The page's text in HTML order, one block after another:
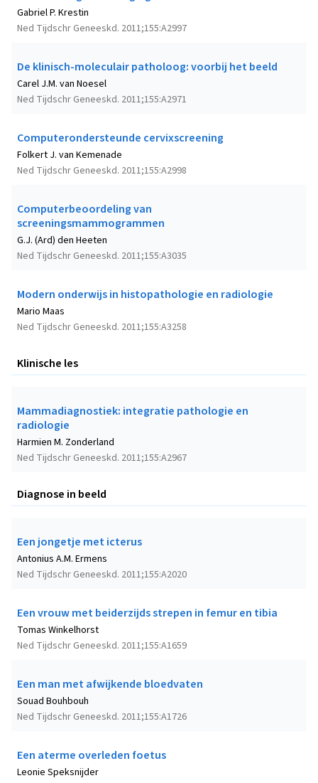
Ned Tijdschr Geneeskd. 2011;155:A2997
Gabriel P. Krestin
De klinisch-moleculair patholoog: voorbij het beeld
Ned Tijdschr Geneeskd. 2011;155:A2971
Carel J.M. van Noesel
Computerondersteunde cervixscreening
Ned Tijdschr Geneeskd. 2011;155:A2998
Folkert J. van Kemenade
Computerbeoordeling van
screeningsmammogrammen
Ned Tijdschr Geneeskd. 2011;155:A3035
G.J. (Ard) den Heeten
Modern onderwijs in histopathologie en radiologie
Ned Tijdschr Geneeskd. 2011;155:A3258
Mario Maas
Klinische les
Mammadiagnostiek: integratie pathologie en
radiologie
Ned Tijdschr Geneeskd. 2011;155:A2967
Harmien M. Zonderland
Diagnose in beeld
Een jongetje met icterus
Ned Tijdschr Geneeskd. 2011;155:A2020
Antonius A.M. Ermens
Een vrouw met beiderzijds strepen in femur en tibia
Ned Tijdschr Geneeskd. 2011;155:A1659
Tomas Winkelhorst
Een man met afwijkende bloedvaten
Ned Tijdschr Geneeskd. 2011;155:A1726
Souad Bouhbouh
Een aterme overleden foetus
Leonie Speksnijder